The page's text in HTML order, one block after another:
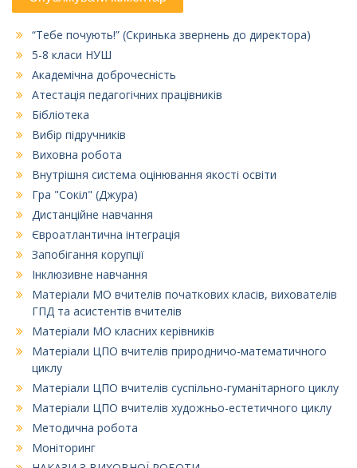
“Тебе почують!” (Скринька звернень до директора)
5-8 класи НУШ
Академічна доброчесність
Атестація педагогічних працівників
Бібліотека
Вибір підручників
Виховна робота
Внутрішня система оцінювання якості освіти
Гра "Сокіл" (Джура)
Дистанційне навчання
Євроатлантична інтеграція
Запобігання корупції
Інклюзивне навчання
Матеріали МО вчителів початкових класів, вихователів
ГПД та асистентів вчителів
Матеріали МО класних керівників
Матеріали ЦПО вчителів природничо-математичного
циклу
Матеріали ЦПО вчителів суспільно-гуманітарного циклу
Матеріали ЦПО вчителів художньо-естетичного циклу
Методична робота
Моніторинг